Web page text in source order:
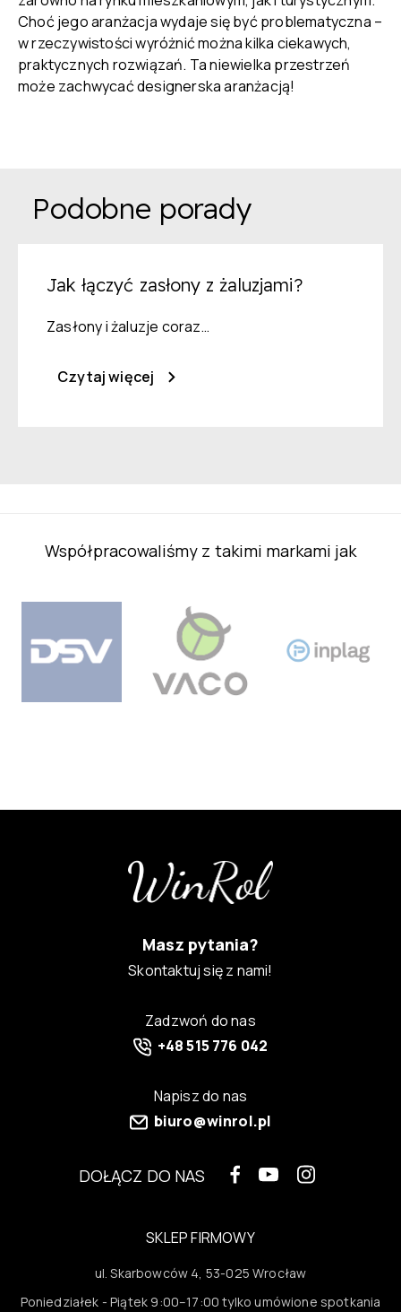
Choć jego aranżacja wydaje się być problematyczna –
w rzeczywistości wyróżnić można kilka ciekawych,
praktycznych rozwiązań. Ta niewielka przestrzeń
może zachwycać designerska aranżacją!
Podobne porady
Jak łączyć zasłony z żaluzjami?
Zasłony i żaluzje coraz…
Czytaj więcej
Współpracowaliśmy z takimi markami jak
Masz pytania?
Skontaktuj się z nami!
Zadzwoń do nas
+48 515 776 042
Napisz do nas
biuro@winrol.pl
DOŁĄCZ DO NAS
SKLEP FIRMOWY
ul. Skarbowców 4, 53-025 Wrocław
Poniedziałek - Piątek 9:00–17:00 tylko umówione spotkania